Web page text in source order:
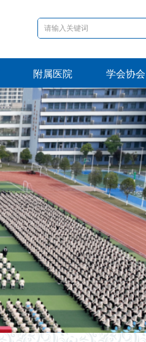
附属医院
附属医院
学会协会
学会协会